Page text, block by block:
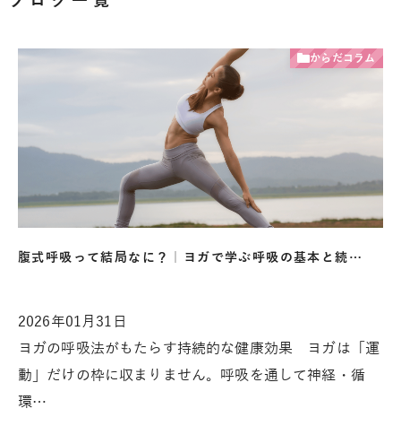
からだコラム
腹式呼吸って結局なに？｜ヨガで学ぶ呼吸の基本と続…
2026年01月31日
ヨガの呼吸法がもたらす持続的な健康効果 ヨガは「運
動」だけの枠に収まりません。呼吸を通して神経・循
環…